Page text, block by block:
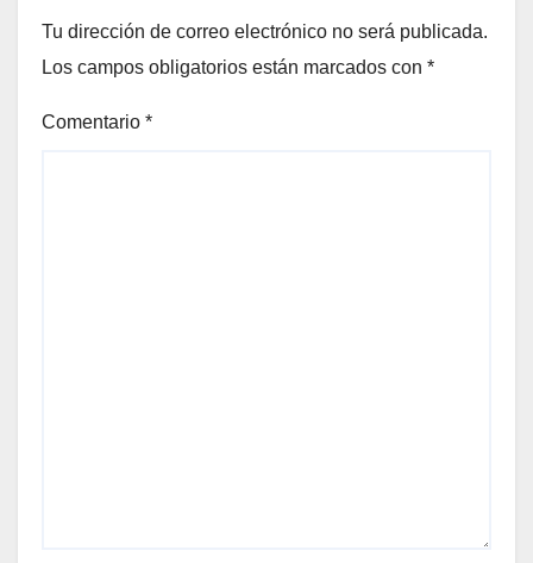
Tu dirección de correo electrónico no será publicada.
Los campos obligatorios están marcados con *
Comentario *